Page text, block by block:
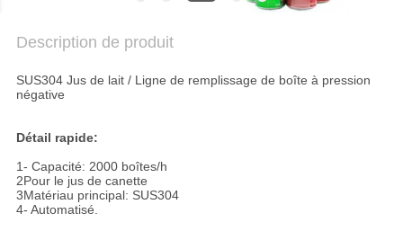
Description de produit
SUS304 Jus de lait / Ligne de remplissage de boîte à pression
négative
Détail rapide:
1- Capacité: 2000 boîtes/h
2Pour le jus de canette
3Matériau principal: SUS304
4- Automatisé.